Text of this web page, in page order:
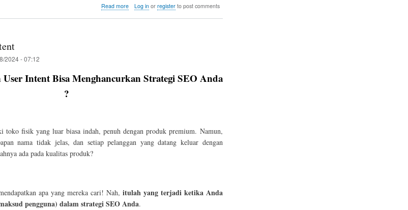
Read more about
Log in orregister to post comments
2024 - 07:12
Intent Bisa Menghancurkan Strategi SEO Anda
?
toko fisik yang luar biasa indah, penuh dengan produk premium. Namun,
nama tidak jelas, dan setiap pelanggan yang datang keluar dengan
ada pada kualitas produk?
apa yang mereka cari! Nah, itulah yang terjadi ketika Anda
pengguna) dalam strategi SEO Anda.